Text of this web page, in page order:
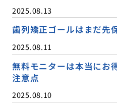
2025.08.13
歯列矯正ゴールはまだ先
2025.08.11
無料モニターは本当にお
注意点
2025.08.10